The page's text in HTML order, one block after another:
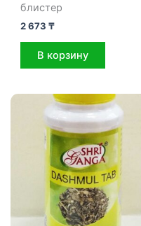
блистер
2 673₸
В корзину